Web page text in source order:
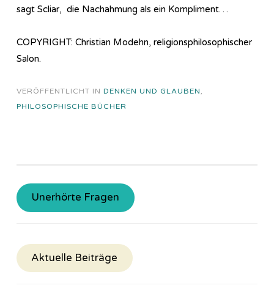
sagt Scliar, die Nachahmung als ein Kompliment…
COPYRIGHT: Christian Modehn, religionsphilosophischer
Salon.
VERÖFFENTLICHT IN DENKEN UND GLAUBEN,
PHILOSOPHISCHE BÜCHER
Unerhörte Fragen
Aktuelle Beiträge